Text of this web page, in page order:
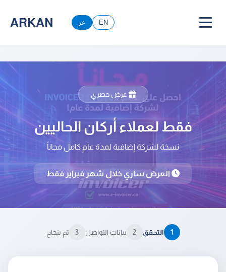
ARKAN EN عر
عرض حصري
فقط لعملاء أركان الحاليين
نسخة لشركة إضافية لمدة عام كامل مجاناً
العرض ساري خلال شهر فبراير فقط
1 التحقق 2 بيانات التواصل 3 تم بنجاح